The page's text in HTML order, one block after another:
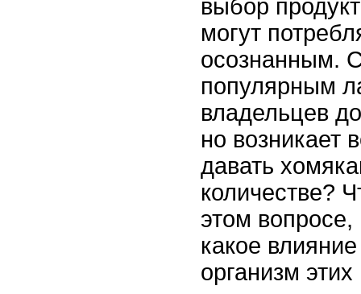
выбор
могут
осознанным.
популярным
владельцев
но возникает
давать
количестве?
этом
какое
организм